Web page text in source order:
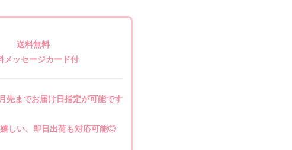
送料無料
メッセージカード付
先までお届け日指定が可能です
しい、即日出荷も対応可能◎